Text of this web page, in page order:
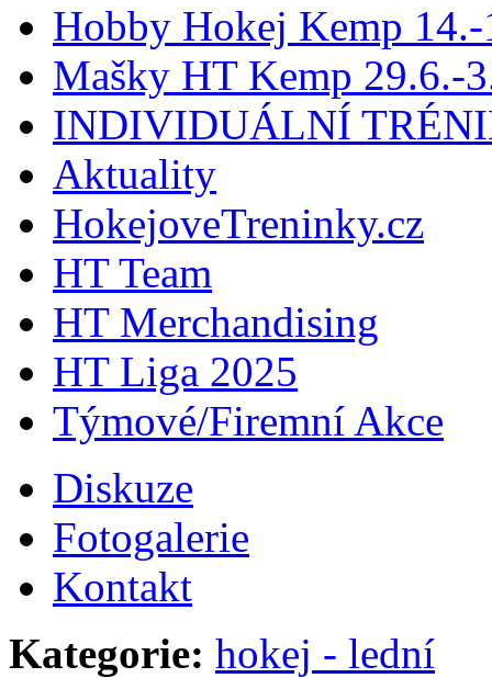
Hobby Hokej Kemp
Mašky HT Kemp 29.6.-
INDIVIDUÁLNÍ
Aktuality
HokejoveTreninky.cz
HT Team
HT Merchandising
HT Liga 2025
Týmové/Firemní Akce
Diskuze
Fotogalerie
Kontakt
Kategorie: hokej - lední